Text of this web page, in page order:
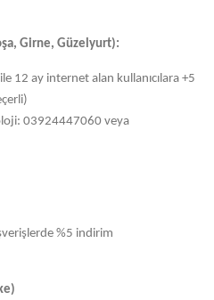
Girne, Güzelyurt):
12 ay internet alan kullanıcılara +5
03924447060 veya
%5 indirim